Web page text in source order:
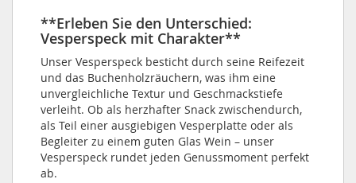
**Erleben Sie den Unterschied:
Vesperspeck mit Charakter**
Unser Vesperspeck besticht durch seine Reifezeit
und das Buchenholzräuchern, was ihm eine
unvergleichliche Textur und Geschmackstiefe
verleiht. Ob als herzhafter Snack zwischendurch,
als Teil einer ausgiebigen Vesperplatte oder als
Begleiter zu einem guten Glas Wein – unser
Vesperspeck rundet jeden Genussmoment perfekt
ab.